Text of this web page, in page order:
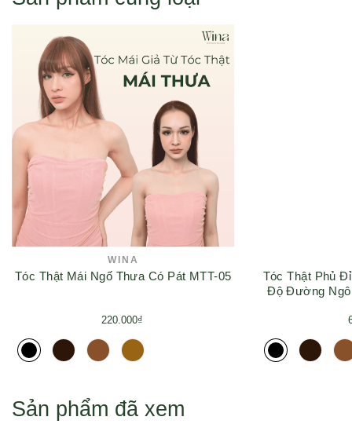
Cách 1: Đặt hàng qua điện thoại 0916 110 833
Cách 2: Đặt hàng trực tuyến như sau:
1. Chọn mua sản phẩm
4. Đăng nhập - đăng ký tài khoản hoặc mua không cần
tài khoản
Trong trường hợp này khách hàng sẽ trả phí vận
chuyển từ 25.000 VND (HCM) - 45.000 VND (Các tỉnh
WINA
Tóc Thật Mái Ngố Thưa Có Pát MTT-05
220.000₫
Tóc Thật Phủ
Độ Đường
Sản phẩm đã xem